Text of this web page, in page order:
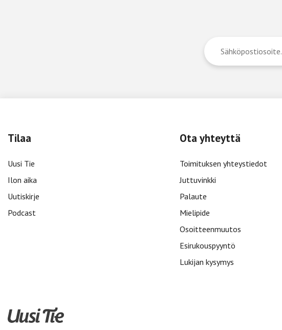
Tilaa
Uusi Tie
Ilon aika
Uutiskirje
Podcast
Ota yhteyttä
Toimituksen yhteystiedot
Juttuvinkki
Palaute
Mielipide
Osoitteenmuutos
Esirukouspyyntö
Lukijan kysymys